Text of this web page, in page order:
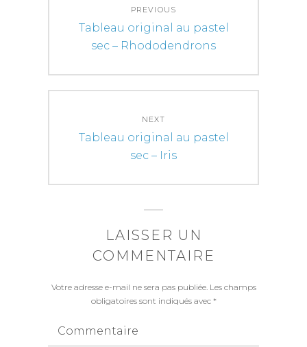
l’article
PREVIOUS
Previous
post:
Tableau original au pastel
sec – Rhododendrons
NEXT
Next
Tableau original au pastel
sec – Iris
LAISSER UN
COMMENTAIRE
Votre adresse e-mail ne sera pas publiée. Les champs
obligatoires sont indiqués avec *
Commentaire